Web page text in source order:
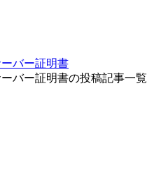
バー証明書
バー証明書の投稿記事一覧